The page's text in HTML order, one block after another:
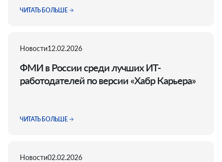
ЧИТАТЬ БОЛЬШЕ
Новости12.02.2026
ФМИ в России среди лучших ИТ-
работодателей по версии «Хабр Карьера»
ЧИТАТЬ БОЛЬШЕ
Новости02.02.2026